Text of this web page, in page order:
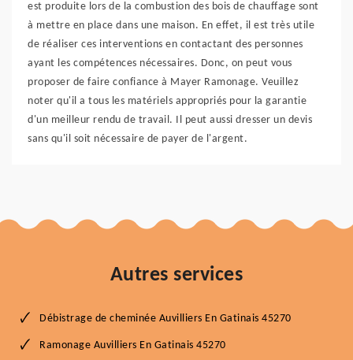
est produite lors de la combustion des bois de chauffage sont
à mettre en place dans une maison. En effet, il est très utile
de réaliser ces interventions en contactant des personnes
ayant les compétences nécessaires. Donc, on peut vous
proposer de faire confiance à Mayer Ramonage. Veuillez
noter qu'il a tous les matériels appropriés pour la garantie
d'un meilleur rendu de travail. Il peut aussi dresser un devis
sans qu'il soit nécessaire de payer de l'argent.
Autres services
Débistrage de cheminée Auvilliers En Gatinais 45270
Ramonage Auvilliers En Gatinais 45270